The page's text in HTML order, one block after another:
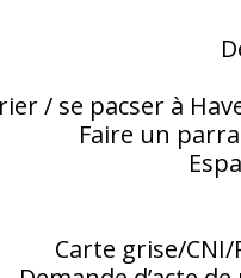
/ se pacser à
Faire un
Carte grise/